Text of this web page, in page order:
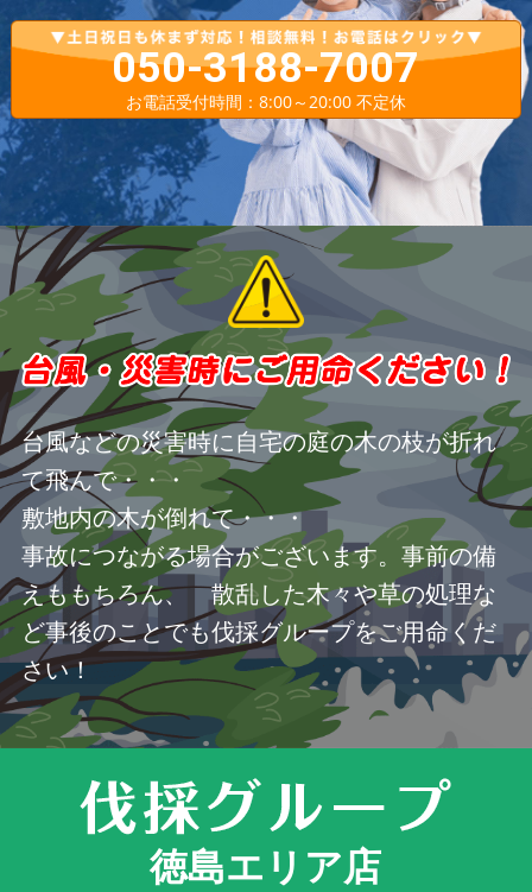
050-3188-7007
お電話受付時間：8:00～20:00 不定休
台風などの災害時に自宅の庭の木の枝が折れ
て飛んで・・・
敷地内の木が倒れて・・・
事故につながる場合がございます。事前の備
えももちろん、 散乱した木々や草の処理な
ど事後のことでも伐採グループをご用命くだ
さい！
徳島エリア店